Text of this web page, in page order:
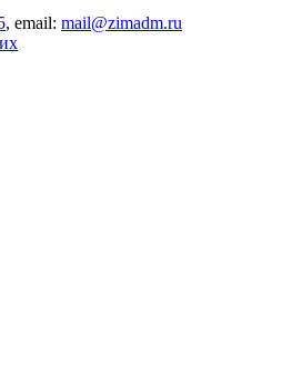
, email: mail@zimadm.ru